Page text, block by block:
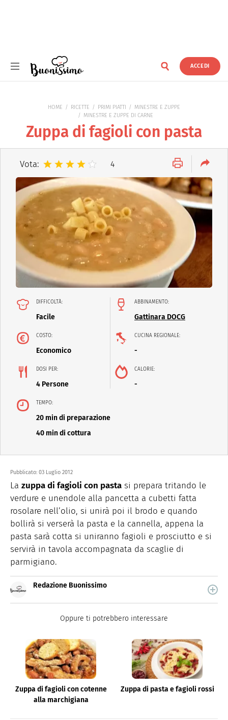
ACCEDI
HOME RICETTE PRIMI PIATTI
MINESTRE E ZUPPE
MINESTRE E ZUPPE DI CARNE
Zuppa di fagioli con pasta
Vota: 4
DIFFICOLTÀ:
Facile
ABBINAMENTO:
Gattinara DOCG
COSTO:
Economico
CUCINA REGIONALE:
-
DOSI PER:
4 Persone
CALORIE:
-
TEMPO:
20 min di preparazione
40 min di cottura
Pubblicato: 03 Luglio 2012
La zuppa di fagioli con pasta si prepara tritando le
verdure e unendole alla pancetta a cubetti fatta
rosolare nell’olio, si unirà poi il brodo e quando
bollirà si verserà la pasta e la cannella, appena la
pasta sarà cotta si uniranno fagioli e prosciutto e si
servirà in tavola accompagnata da scaglie di
parmigiano.
Redazione Buonissimo
quale trovi idee veloci, facili e spiegate passo passo.
Oppure ti potrebbero interessare
Zuppa di fagioli con cotenne
alla marchigiana
Zuppa di pasta e fagioli rossi